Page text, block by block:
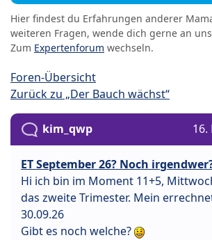
Hier findest du Erfahrungen anderer
weiteren Fragen, wende dich gerne an
Zum Expertenforum wechseln.
Foren-Übersicht
Zurück zu „Der Bauch wächst“
kim_qwp 16.
ET September 26? Noch
Hi ich bin im Moment 11+5,
das zweite Trimester. Mein
30.09.26
Gibt es noch welche?